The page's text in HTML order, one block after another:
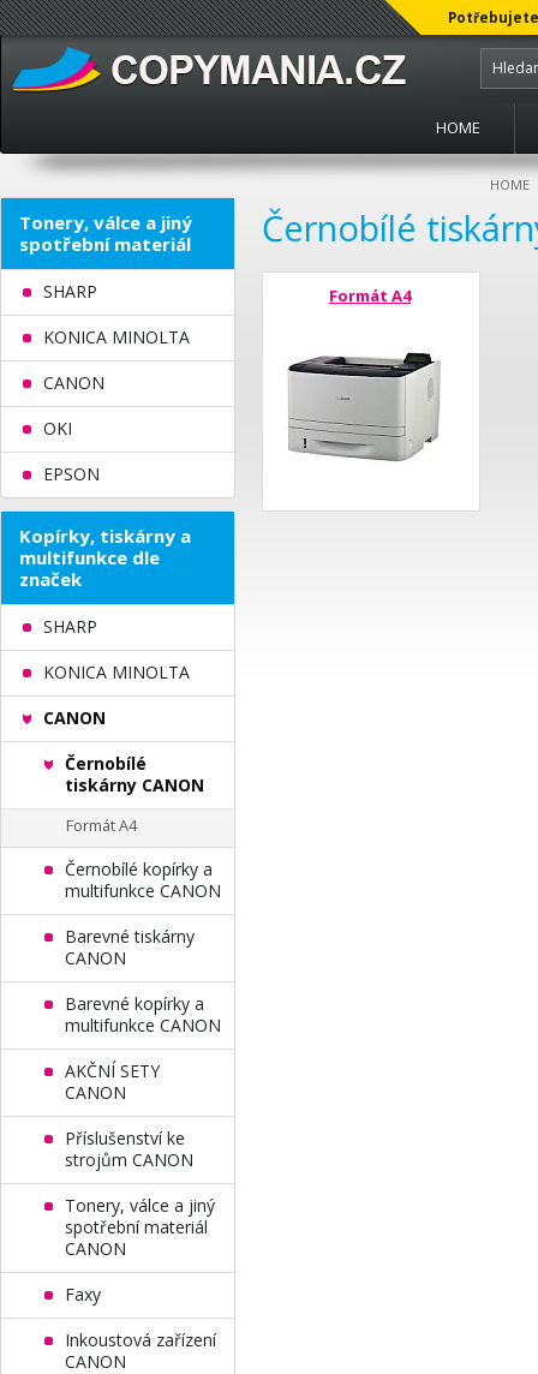
HOME
HOME
Černobílé
Formát A4
Tonery, válce a jiný
spotřební materiál
SHARP
KONICA MINOLTA
CANON
OKI
EPSON
Kopírky, tiskárny a
multifunkce dle
značek
SHARP
KONICA MINOLTA
CANON
Černobílé
tiskárny CANON
Formát A4
Černobílé kopírky a
multifunkce CANON
Barevné tiskárny
CANON
Barevné kopírky a
multifunkce CANON
AKČNÍ SETY
CANON
Příslušenství ke
strojům CANON
Tonery, válce a jiný
spotřební materiál
CANON
Faxy
Inkoustová zařízení
CANON